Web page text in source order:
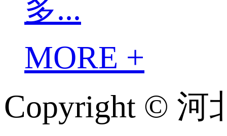
多...
MORE +
Copyright © 河